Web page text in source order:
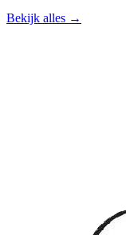
Bekijk alles →